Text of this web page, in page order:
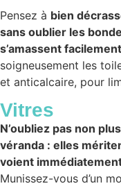
Pensez à bien
sans oublier les
s’amassent facilement
soigneusement les
et anticalcaire, pour
Vitres
N’oubliez pas non
véranda : elles
voient
Munissez-vous d’un